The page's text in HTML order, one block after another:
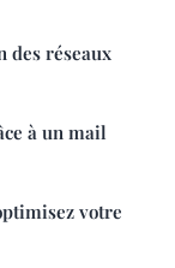
des réseaux
à un mail
votre